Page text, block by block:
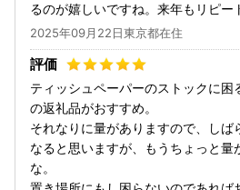
るのが嬉しいですね。来年もリピー
2025年09月22日東京都在住
ティッシュペーパーのストックに困
の返礼品がおすすめ。
それなりに量がありますので、しば
なると思いますが、もうちょっと量
な。